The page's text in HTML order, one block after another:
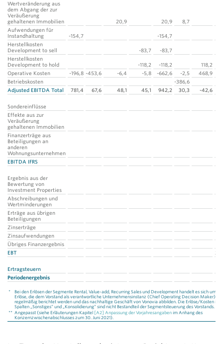
Wertveränderung aus
dem Abgang der zur
Veräußerung
gehaltenen Immobilien
20,9 20,9
8,7
Aufwendungen für
Instandhaltung
-154,7
-154,7
Herstellkosten
Development to sell
-83,7
-83,7
Herstellkosten
Development to hold
-118,2 -118,2
118,2
Operative Kosten
-196,8 -453,6 -6,4 -5,8 -662,6 -2,5
468,9
Betriebskosten
-386,6
Adjusted EBITDA Total
781,4 67,6 48,1 45,1 942,2 30,3 -42,6
Sondereinflüsse
Effekte aus zur
Veräußerung
gehaltenen Immobilien
Finanzerträge aus
Beteiligungen an
anderen
Wohnungsunternehmen
EBITDA IFRS
Ergebnis aus der
Bewertung von
Investment Properties
Abschreibungen und
Wertminderungen
Erträge aus übrigen
Beteiligungen
Zinserträge
Zinsaufwendungen
Übriges Finanzergebnis
EBT
Ertragsteuern
Periodenergebnis
*
Bei den Erlösen der Segmente Rental, Value-add, Recurring Sales und Development handelt es sich um die
Erlöse, die dem Vorstand als verantwortliche Unternehmensinstanz (Chief Operating Decision Maker)
regelmäßig berichtet werden und das nachhaltige Geschäft von Vonovia abbilden. Die Erlöse/Kosten in
Spalten „Sonstiges“ und „Konsolidierung“ sind nicht Bestandteil der Segmentsteuerung des Vorstands.
** Angepasst (siehe Erläuterungen Kapitel [A2] Anpassung der Vorjahresangaben im Anhang des
Konzernzwischenabschlusses zum 30. Juni 2021).